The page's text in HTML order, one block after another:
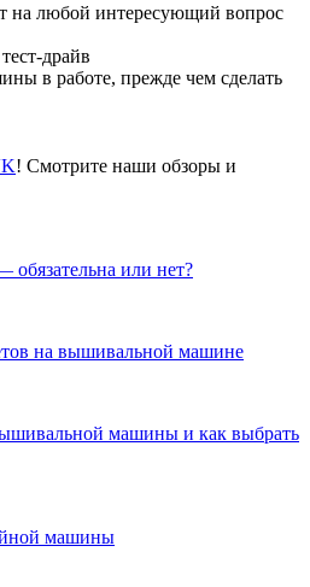
на любой интересующий вопрос
драйв
в работе, прежде чем сделать
! Смотрите наши обзоры и
или нет?
на вышивальной машине
машины и как выбрать
машины